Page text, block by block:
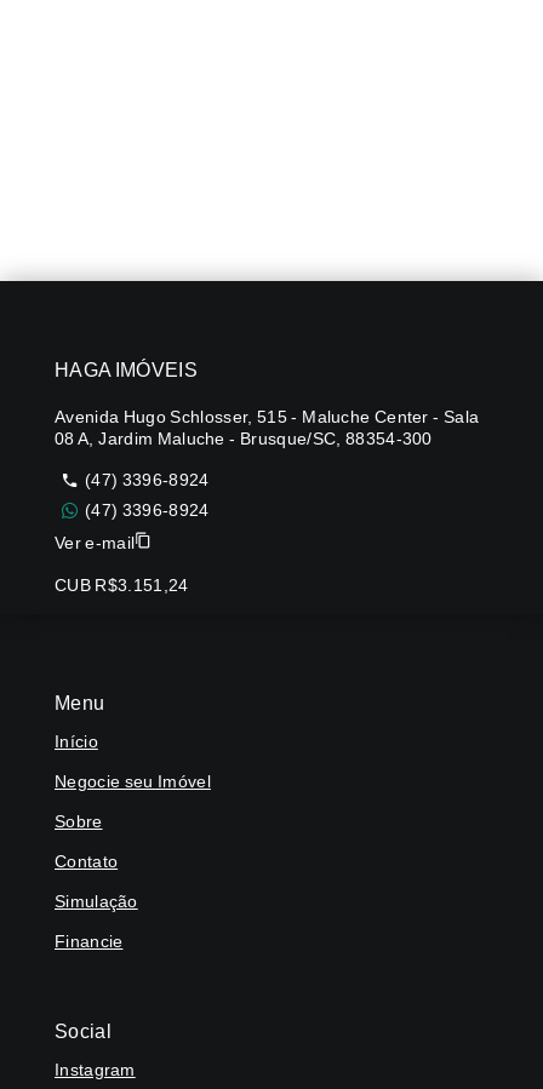
Menu
Início
Negocie seu Imóvel
Sobre
Contato
Simulação
Financie
Social
Instagram
HAGA IMÓVEIS
Avenida Hugo Schlosser, 515 - Maluche Center - Sala
08 A, Jardim Maluche - Brusque/SC, 88354-300
(47) 3396-8924
(47) 3396-8924
Ver e-mail
CUB R$3.151,24